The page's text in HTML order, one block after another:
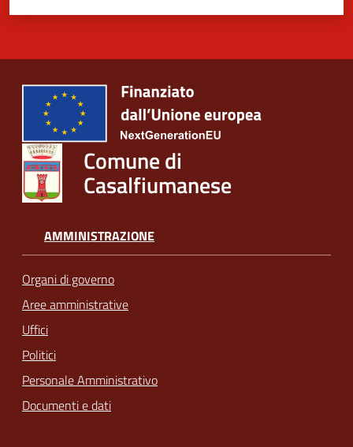
Comune di
Casalfiumanese
AMMINISTRAZIONE
Organi di governo
Aree amministrative
Uffici
Politici
Personale Amministrativo
Documenti e dati